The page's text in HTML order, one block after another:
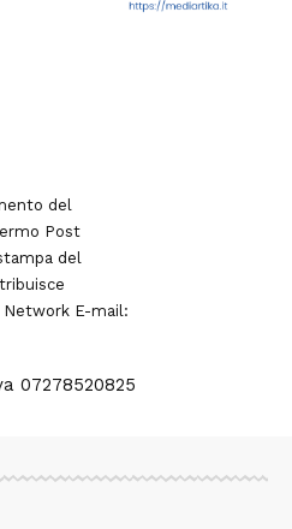
del
Post
del
Network E-mail:
07278520825